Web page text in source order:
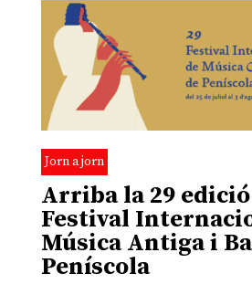
Jorn a jorn
Arriba la 29
Festival
Música Antiga i
Peníscola